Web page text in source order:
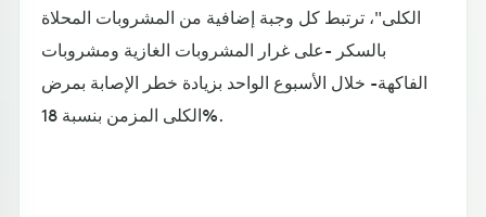
الكلى"، ترتبط كل وجبة إضافية من المشروبات المحلاة
بالسكر -على غرار المشروبات الغازية ومشروبات
الفاكهة- خلال الأسبوع الواحد بزيادة خطر الإصابة بمرض
الكلى المزمن بنسبة 18%.